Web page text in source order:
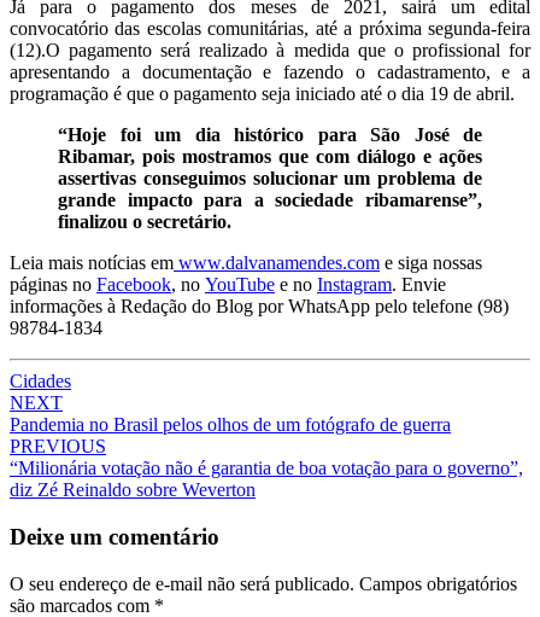
Já para o pagamento dos meses de 2021, sairá um edital
convocatório das escolas comunitárias, até a próxima segunda-feira
(12).O pagamento será realizado à medida que o profissional for
apresentando a documentação e fazendo o cadastramento, e a
programação é que o pagamento seja iniciado até o dia 19 de abril.
“Hoje foi um dia histórico para São José de
Ribamar, pois mostramos que com diálogo e ações
assertivas conseguimos solucionar um problema de
grande impacto para a sociedade ribamarense”,
finalizou o secretário.
Leia mais notícias em www.dalvanamendes.com e siga nossas
páginas no Facebook, no YouTube e no Instagram. Envie
informações à Redação do Blog por WhatsApp pelo telefone (98)
98784-1834
Cidades
Post
navigation
NEXT
Pandemia no Brasil pelos olhos de um fotógrafo de guerra
PREVIOUS
“Milionária votação não é garantia de boa votação para o governo”,
diz Zé Reinaldo sobre Weverton
Deixe um comentário
O seu endereço de e-mail não será publicado. Campos obrigatórios
são marcados com *